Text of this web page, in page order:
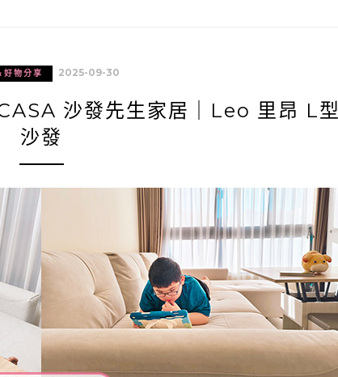
好物分享 2025-09-30
沙發先生家居｜Leo 里昂 L型
沙發